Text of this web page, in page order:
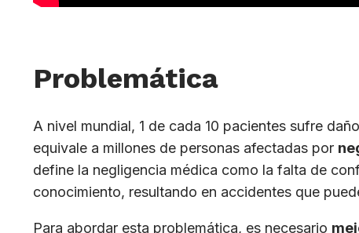
Problemática
A nivel mundial, 1 de cada 10 pacientes sufre
equivale a millones de personas afectadas por
define la negligencia médica como la falta de
conocimiento, resultando en accidentes que
Para abordar esta problemática, es necesario